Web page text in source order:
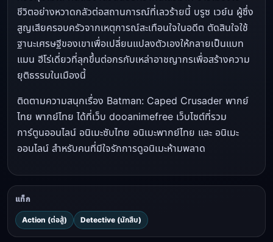
ชีวิตอย่างหวาดกลัวต่อสถานการณ์ที่เลวร้ายนี้ บรูซ เวย์น ผู้ซึ่ง
สูญเสียครอบครัวจากเหตุการณ์สะเทือนใจในอดีต ตัดสินใจใช้
ฐานะเศรษฐีของเขาเพื่อเปลี่ยนแปลงตัวเองให้กลายเป็นแบท
แมน ฮีโร่เดี่ยวที่ลุกขึ้นต่อกรกับเหล่าอาชญากรเพื่อสร้างความ
ยุติธรรมในเมืองนี้
ติดตามความสนุกเรื่อง Batman: Caped Crusader พากย์
ไทย พากย์ไทย ได้ที่เว็บ dooanimefree เว็บไซต์ที่รวม
การ์ตูนออนไลน์ อนิเมะซับไทย อนิเมะพากย์ไทย และ อนิเมะ
ออนไลน์ สำหรับคนที่มีใจรักการดูอนิเมะห้ามพลาด
แท็ก
Action (ต่อสู้) Detective (นักสืบ)